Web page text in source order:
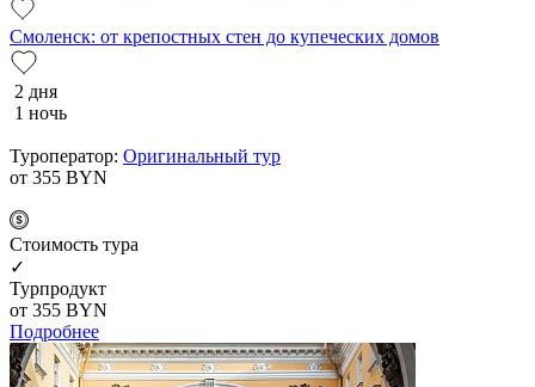
Смоленск: от крепостных стен до купеческих домов
2 дня
1 ночь
Туроператор: Оригинальный тур
от 355 BYN
Cтоимость тура
✓
Турпродукт
от 355 BYN
Подробнее